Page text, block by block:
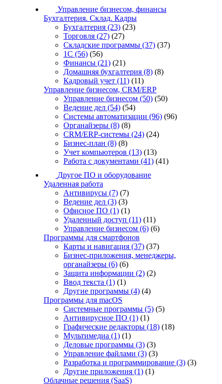
Управление бизнесом, финансы
Бухгалтерия. Склад. Кадры
Бухгалтерия (23) (23)
Торговля (27) (27)
Складские программы (37) (37)
1С (56) (56)
Финансы (21) (21)
Домашняя бухгалтерия (8) (8)
Кадровый учет (11) (11)
Управление бизнесом, CRM/ERP
Управление бизнесом (50) (50)
Ведение дел (54) (54)
Системы автоматизации (96) (96)
Органайзеры (8) (8)
CRM/ERP-системы (24) (24)
Бизнес-план (8) (8)
Учет компьютеров (13) (13)
Работа с документами (41) (41)
Другое ПО и оборудование
Удаленная работа
Антивирусы (7) (7)
Ведение дел (3) (3)
Офисное ПО (1) (1)
Удаленный доступ (11) (11)
Управление бизнесом (6) (6)
Программы для смартфонов
Карты и навигация (37) (37)
Бизнес-приложения, менеджеры,
органайзеры (6) (6)
Защита информации (2) (2)
Ввод текста (1) (1)
Другие программы (4) (4)
Программы для macOS
Системные программы (5) (5)
Антивирусное ПО (1) (1)
Графические редакторы (18) (18)
Мультимедиа (1) (1)
Деловые программы (3) (3)
Управление файлами (3) (3)
Разработка и программирование (3) (3)
Другие приложения (1) (1)
Облачные решения (SaaS)